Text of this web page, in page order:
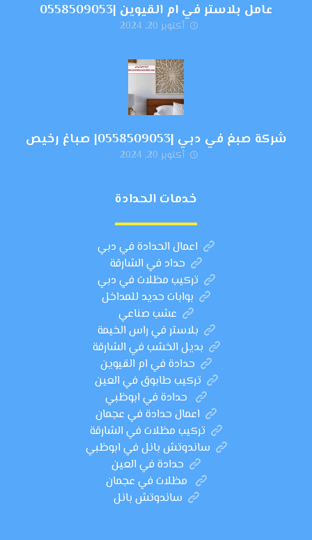
عامل بلاستر في ام القيوين |0558509053
أكتوبر 20, 2024
شركة صبغ في دبي |0558509053| صباغ رخيص
أكتوبر 20, 2024
خدمات الحدادة
اعمال الحدادة في دبي
حداد في الشارقة
تركيب مظلات في دبي
بوابات حديد للمداخل
عشب صناعي
بلاستر في راس الخيمة
بديل الخشب في الشارقة
حدادة في ام القيوين
تركيب طابوق في العين
حدادة في ابوظبي
اعمال حدادة في عجمان
تركيب مظلات في الشارقة
ساندوتش بانل في ابوظبي
حدادة في العين
مظلات في عجمان
ساندوتش بانل